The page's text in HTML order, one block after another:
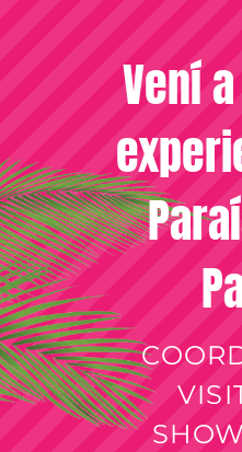
Vení